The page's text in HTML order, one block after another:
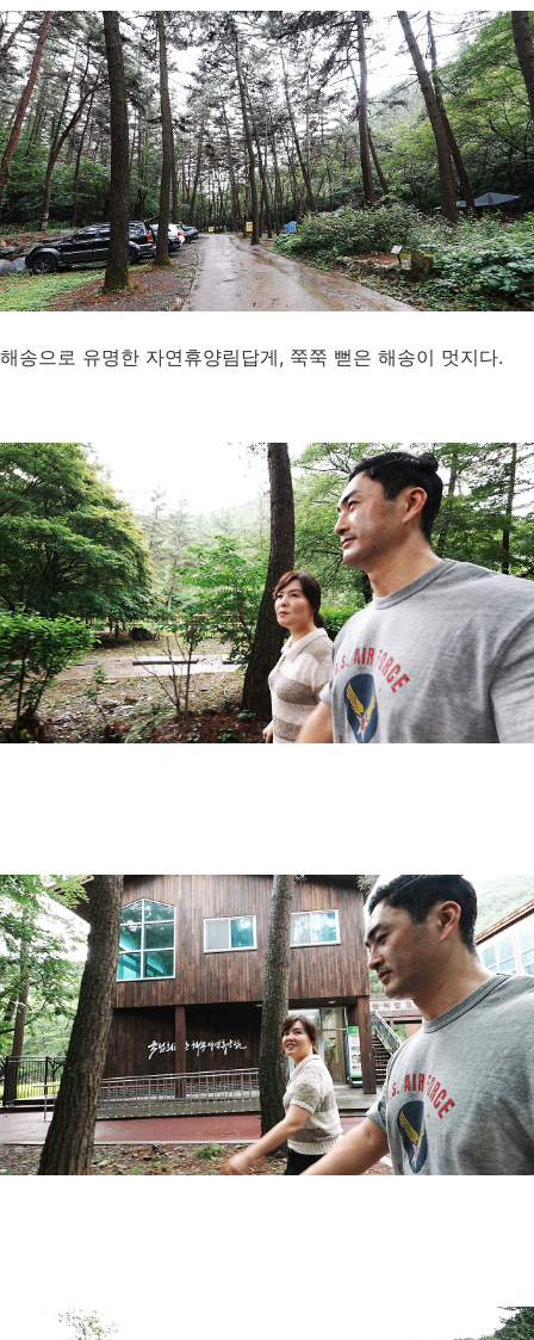
해송으로 유명한 자연휴양림답게, 쭉쭉 뻗은 해송이 멋지다.